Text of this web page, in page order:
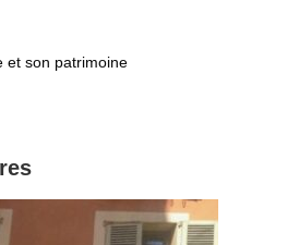
et son patrimoine